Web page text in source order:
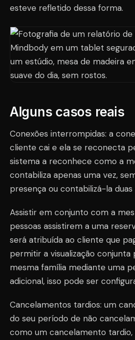
esteve refletido dessa forma.
Alguns casos reais
Conexões interrompidas: a
cliente cai e ela se reconecta
sistema a reconhece como a
contabiliza apenas uma vez,
presença ou contabilizá-la duas
Assistir em conjunto com a
pessoas assistirem a uma
será atribuída ao cliente que
permitir a visualização conjunta
mesma família mediante uma
adicional, isso pode ser
Cancelamentos tardios: um
do seu período de não
como um cancelamento